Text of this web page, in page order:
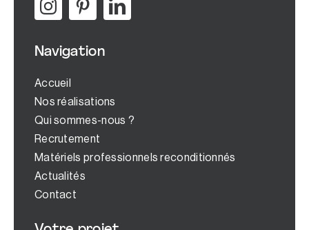
Navigation
Accueil
Nos réalisations
Qui sommes-nous ?
Recrutement
Matériels professionnels reconditionnés
Actualités
Contact